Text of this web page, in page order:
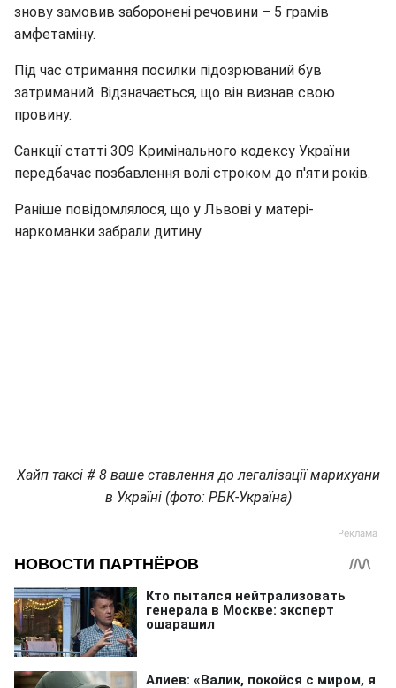
знову замовив заборонені речовини – 5 грамів
амфетаміну.
Під час отримання посилки підозрюваний був
затриманий. Відзначається, що він визнав свою
провину.
Санкції статті 309 Кримінального кодексу України
передбачає позбавлення волі строком до п'яти років.
Раніше повідомлялося, що у Львові у матері-
наркоманки забрали дитину.
Хайп таксі # 8 ваше ставлення до легалізації марихуани
в Україні (фото: РБК-Україна)